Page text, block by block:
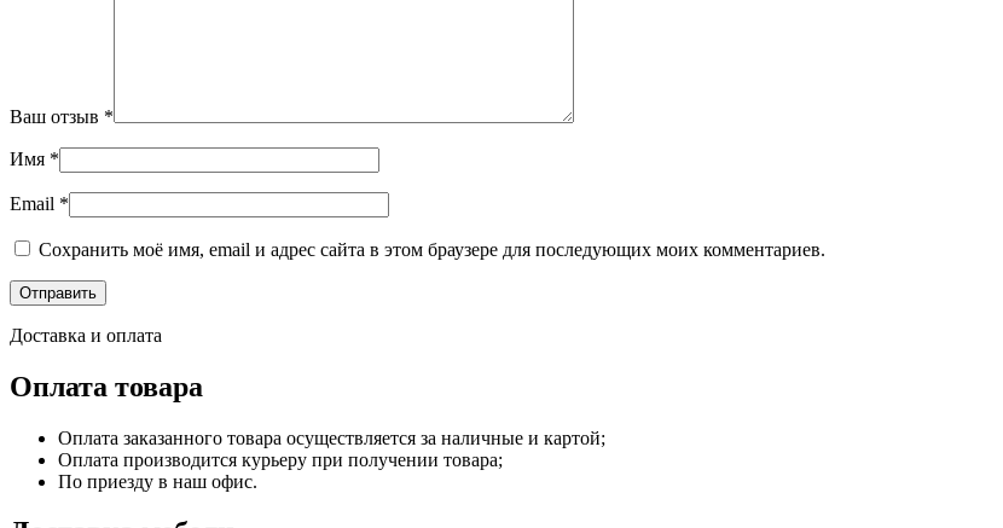
Ваш отзыв *
Имя *
Email *
Сохранить моё имя, email и адрес сайта в этом браузере для последующих моих комментариев.
Доставка и оплата
Оплата товара
Оплата заказанного товара осуществляется за наличные и картой;
Оплата производится курьеру при получении товара;
По приезду в наш офис.